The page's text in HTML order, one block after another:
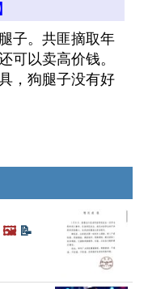
子。共匪摘取年
可以卖高价钱。
，狗腿子没有好
🖼️📝